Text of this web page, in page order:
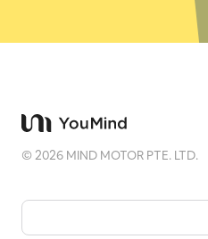
©2026 MIND MOTOR PTE. LTD.